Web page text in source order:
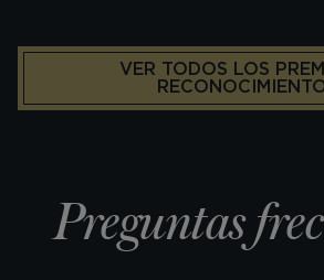
VER TODOS LOS
Preguntas